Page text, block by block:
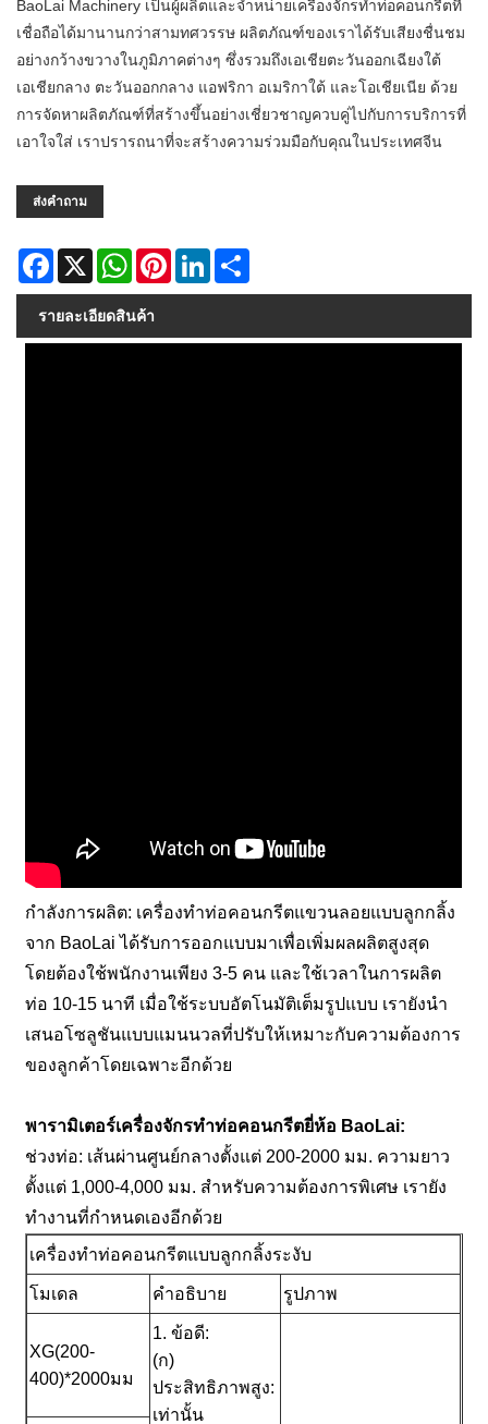
BaoLai Machinery เป็นผู้ผลิตและจำหน่ายเครื่องจักรทำท่อคอนกรีตที่
เชื่อถือได้มานานกว่าสามทศวรรษ ผลิตภัณฑ์ของเราได้รับเสียงชื่นชม
อย่างกว้างขวางในภูมิภาคต่างๆ ซึ่งรวมถึงเอเชียตะวันออกเฉียงใต้
เอเชียกลาง ตะวันออกกลาง แอฟริกา อเมริกาใต้ และโอเชียเนีย ด้วย
การจัดหาผลิตภัณฑ์ที่สร้างขึ้นอย่างเชี่ยวชาญควบคู่ไปกับการบริการที่
เอาใจใส่ เราปรารถนาที่จะสร้างความร่วมมือกับคุณในประเทศจีน
ส่งคำถาม
Facebook
X WhatsAppPinterestLinkedIn
รายละเอียดสินค้า
กำลังการผลิต: เครื่องทำท่อคอนกรีตแขวนลอยแบบลูกกลิ้ง
จาก BaoLai ได้รับการออกแบบมาเพื่อเพิ่มผลผลิตสูงสุด
โดยต้องใช้พนักงานเพียง 3-5 คน และใช้เวลาในการผลิต
ท่อ 10-15 นาที เมื่อใช้ระบบอัตโนมัติเต็มรูปแบบ เรายังนำ
เสนอโซลูชันแบบแมนนวลที่ปรับให้เหมาะกับความต้องการ
ของลูกค้าโดยเฉพาะอีกด้วย
พารามิเตอร์เครื่องจักรทำท่อคอนกรีตยี่ห้อ BaoLai:
ช่วงท่อ: เส้นผ่านศูนย์กลางตั้งแต่ 200-2000 มม. ความยาว
ตั้งแต่ 1,000-4,000 มม. สำหรับความต้องการพิเศษ เรายัง
ทำงานที่กำหนดเองอีกด้วย
เครื่องทำท่อคอนกรีตแบบลูกกลิ้งระงับ
โมเดล คำอธิบาย รูปภาพ
XG(200-
400)*2000มม
1. ข้อดี:
(ก)
ประสิทธิภาพสูง:
เท่านั้น